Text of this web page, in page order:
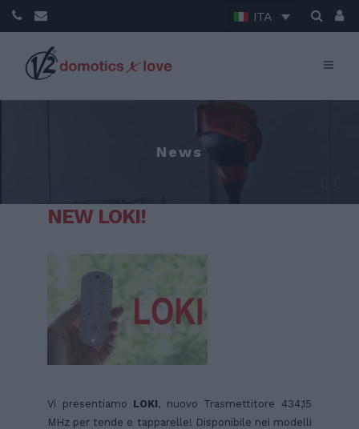
ITA
News
NEW LOKI!
Vi presentiamo LOKI, nuovo Trasmettitore 434,15
MHz per tende e tapparelle! Disponibile nei modelli